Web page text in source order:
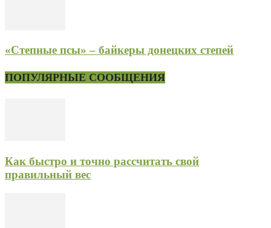
«Степные псы» – байкеры донецких степей
ПОПУЛЯРНЫЕ СООБЩЕНИЯ
Как быстро и точно рассчитать свой
правильный вес